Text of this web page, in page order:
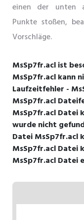
einen der unten
Punkte stoßen,
Vorschläge.
MsSp7fr.acl ist
MsSp7fr.acl kann
Laufzeitfehler -
MsSp7fr.acl
MsSp7fr.acl Datei
wurde nicht
Datei MsSp7fr.acl
MsSp7fr.acl Datei
MsSp7fr.acl Datei